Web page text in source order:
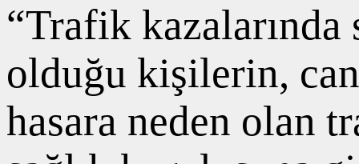
“Trafik
olduğu kişilerin,
hasara neden olan